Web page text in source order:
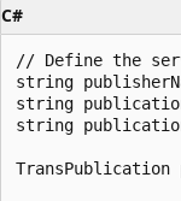
C#
// Define the
string
string
string